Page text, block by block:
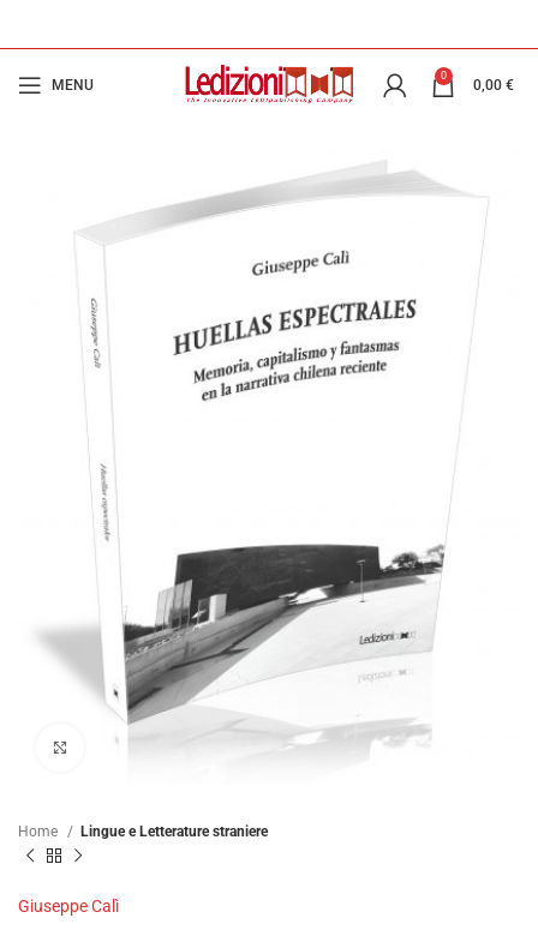
MENU
0
0,00 €
Clicca per ampliare
Home Lingue e Letterature straniere
Giuseppe Calì